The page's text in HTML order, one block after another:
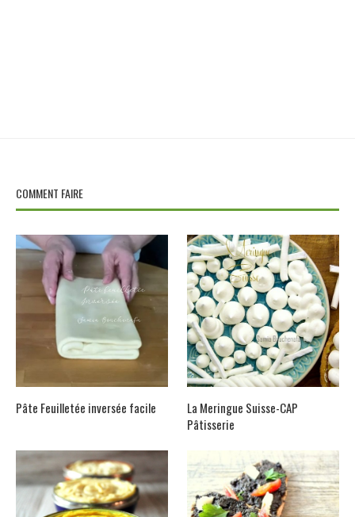
COMMENT FAIRE
Pâte Feuilletée inversée facile
La Meringue Suisse-CAP
Pâtisserie